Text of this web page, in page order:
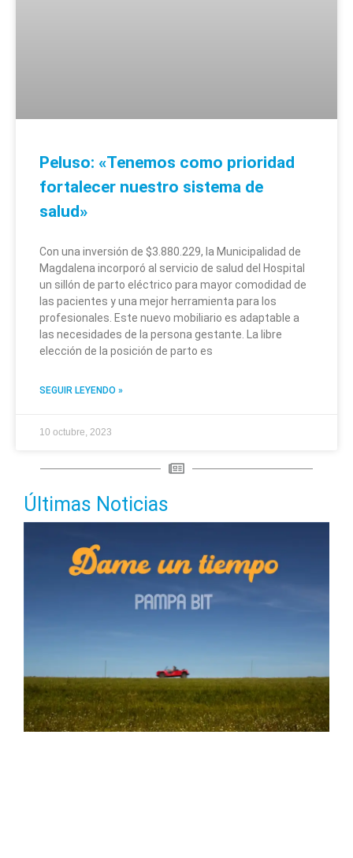
Peluso: «Tenemos como prioridad
fortalecer nuestro sistema de
salud»
Con una inversión de $3.880.229, la Municipalidad de
Magdalena incorporó al servicio de salud del Hospital
un sillón de parto eléctrico para mayor comodidad de
las pacientes y una mejor herramienta para los
profesionales. Este nuevo mobiliario es adaptable a
las necesidades de la persona gestante. La libre
elección de la posición de parto es
SEGUIR LEYENDO »
10 octubre, 2023
Últimas Noticias